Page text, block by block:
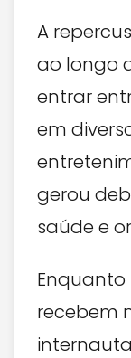
A
ao longo
entrar
em
gerou
saúde e
recebem